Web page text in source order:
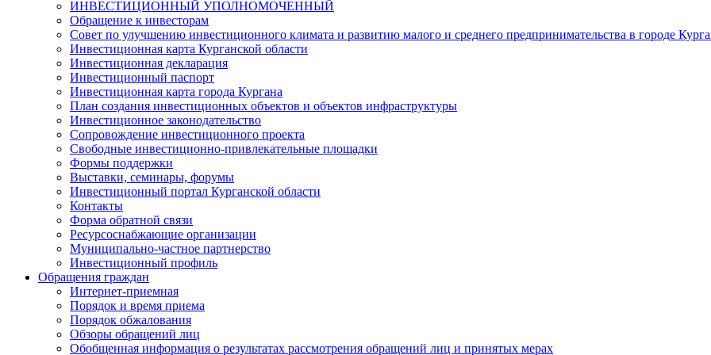
ИНВЕСТИЦИОННЫЙ УПОЛНОМОЧЕННЫЙ
Обращение к инвесторам
Совет по улучшению инвестиционного климата и развитию малого и среднего предпринимательства в городе
Инвестиционная карта Курганской области
Инвестиционная декларация
Инвестиционный паспорт
Инвестиционная карта города Кургана
План создания инвестиционных объектов и объектов инфраструктуры
Инвестиционное законодательство
Сопровождение инвестиционного проекта
Свободные инвестиционно-привлекательные площадки
Формы поддержки
Выставки, семинары, форумы
Инвестиционный портал Курганской области
Контакты
Форма обратной связи
Ресурсоснабжающие организации
Муниципально-частное партнерство
Инвестиционный профиль
Обращения граждан
Интернет-приемная
Порядок и время приема
Порядок обжалования
Обзоры обращений лиц
Обобщенная информация о результатах рассмотрения обращений лиц и принятых мерах